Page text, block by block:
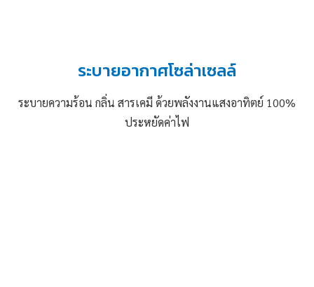
ระบายอากาศโซล่าเซลล์
ระบายความร้อน กลิ่น สารเคมี ด้วยพลังงานแสงอาทิตย์ 100%
ประหยัดค่าไฟ